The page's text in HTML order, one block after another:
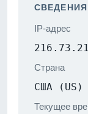
СВЕДЕНИЯ
IP-адрес
Страна
США (US)
Текущее